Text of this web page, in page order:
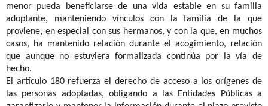
menor pueda beneficiarse de una vida estable en su familia
adoptante, manteniendo vínculos con la familia de la que
proviene, en especial con sus hermanos, y con la que, en muchos
casos, ha mantenido relación durante el acogimiento, relación
que aunque no estuviera formalizada continúa por la vía de
hecho.
El artículo 180 refuerza el derecho de acceso a los orígenes de
las personas adoptadas, obligando a las Entidades Públicas a